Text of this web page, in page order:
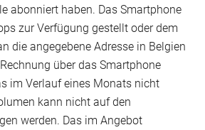
abonniert haben. Das Smartphone
zur Verfügung gestellt oder dem
die angegebene Adresse in Belgien
über das Smartphone
im Verlauf eines Monats nicht
kann nicht auf den
werden. Das im Angebot